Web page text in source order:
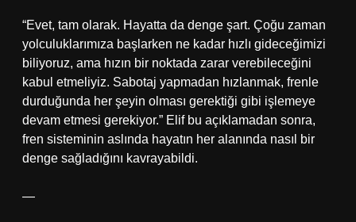
“Evet, tam olarak. Hayatta da denge şart. Çoğu zaman
yolculuklarımıza başlarken ne kadar hızlı gideceğimizi
biliyoruz, ama hızın bir noktada zarar verebileceğini
kabul etmeliyiz. Sabotaj yapmadan hızlanmak, frenle
durduğunda her şeyin olması gerektiği gibi işlemeye
devam etmesi gerekiyor.” Elif bu açıklamadan sonra,
fren sisteminin aslında hayatın her alanında nasıl bir
denge sağladığını kavrayabildi.
—